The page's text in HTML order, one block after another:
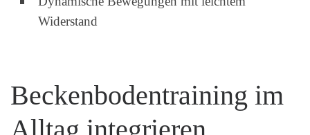
Widerstand
Beckenbodentraining im